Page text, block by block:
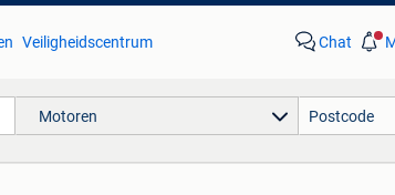
Veiligheidscentrum Chat
Motoren